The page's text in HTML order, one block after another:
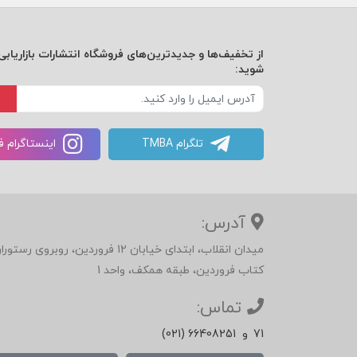
از تخفیف‌ها و جدیدترین‌های فروشگاه انتشارات
شوید:
تلگرام TMBA
آدرس:
میدان انقلاب، ابتدای خیابان 12
کتاب فروردین، طبقه همکف، واحد 1
تماس:
(021) 66408251 و 71